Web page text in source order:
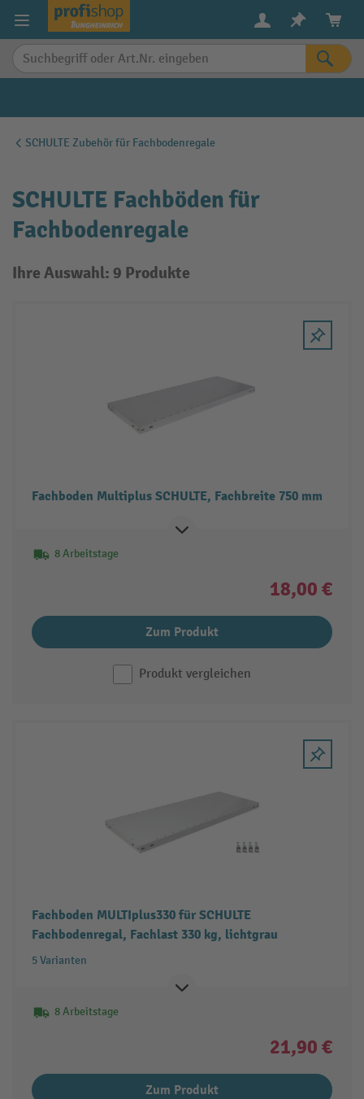
springen
SCHULTE Zubehör für Fachbodenregale
SCHULTE Fachböden für
Fachbodenregale
Ihre Auswahl: 9 Produkte
Fachboden Multiplus SCHULTE, Fachbreite 750 mm
8 Arbeitstage
18,00 €
Zum Produkt
Produkt vergleichen
Fachboden MULTIplus330 für SCHULTE
Fachbodenregal, Fachlast 330 kg, lichtgrau
5 Varianten
8 Arbeitstage
21,90 €
Zum Produkt